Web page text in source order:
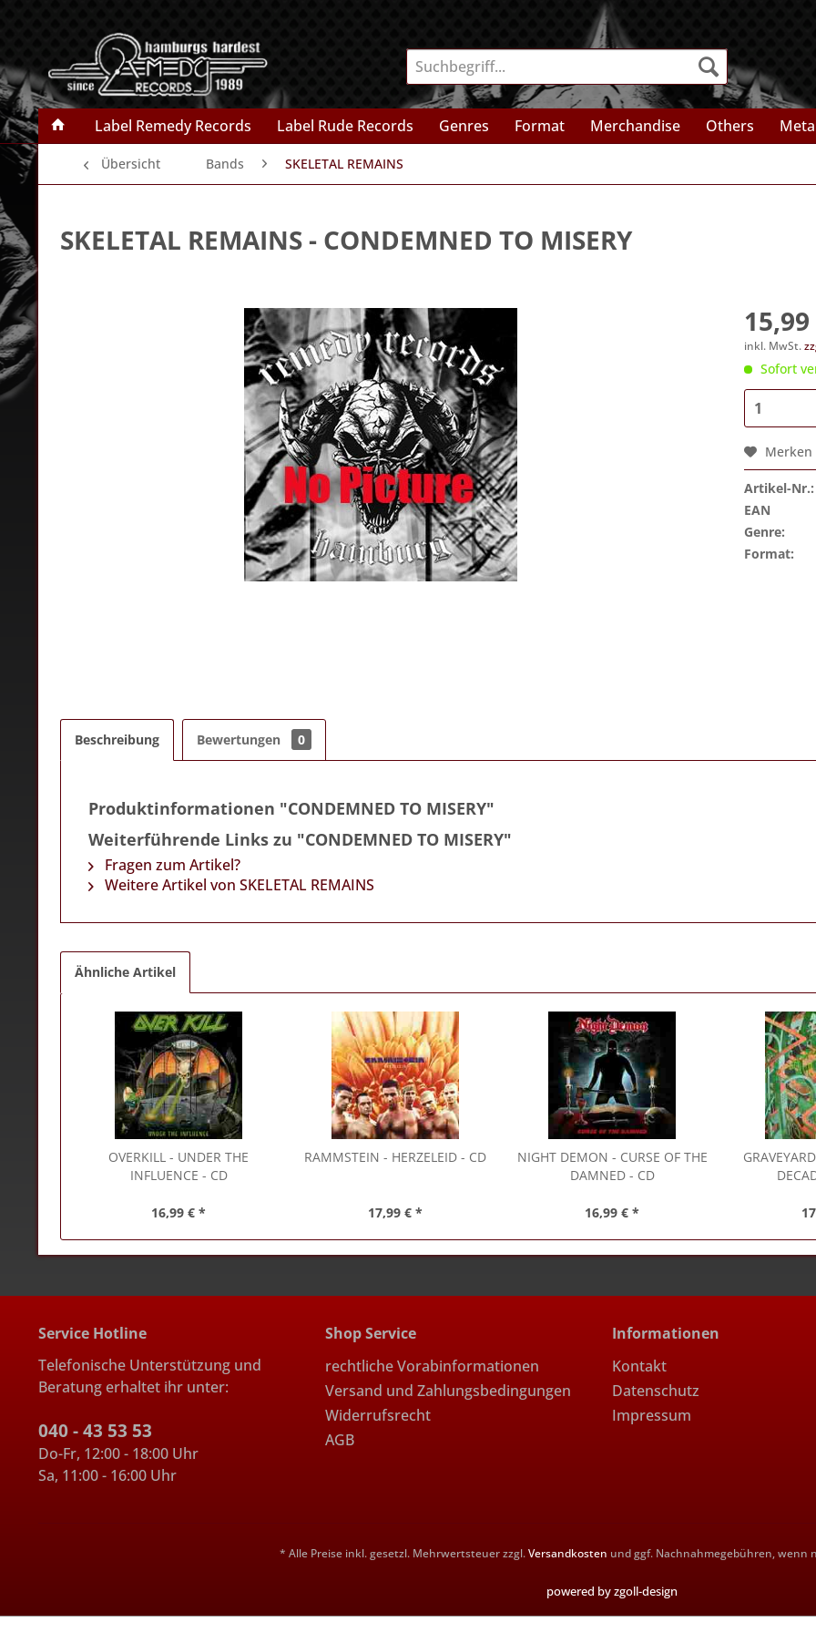
Label Remedy Records Label Rude Records Genres Format Merchandise Others
Übersicht Bands SKELETAL REMAINS
SKELETAL REMAINS- CONDEMNED TO MISERY
inkl. MwSt.
Sofort
Merken
Artikel-Nr.:
EAN
Genre:
Format:
Beschreibung Bewertungen 0
Produktinformationen "CONDEMNED TO MISERY"
Weiterführende Links zu "CONDEMNED TO MISERY"
Fragen zum Artikel?
Weitere Artikel von SKELETAL REMAINS
Ähnliche Artikel
OVERKILL - UNDER THE
INFLUENCE - CD
16,99 € *
RAMMSTEIN - HERZELEID - CD
17,99 € *
NIGHT DEMON - CURSE OF THE
DAMNED - CD
16,99 € *
GRAVEYARD
Service Hotline
Telefonische Unterstützung und
Beratung erhaltet ihr unter:
040 - 43 53 53
Do-Fr, 12:00 - 18:00 Uhr
Sa, 11:00 - 16:00 Uhr
Shop Service
rechtliche Vorabinformationen
Versand und Zahlungsbedingungen
Widerrufsrecht
AGB
Informationen
Kontakt
Datenschutz
Impressum
* Alle Preise inkl. gesetzl. Mehrwertsteuer zzgl.Versandkosten und ggf. Nachnahmegebühren, wenn
powered by zgoll-design